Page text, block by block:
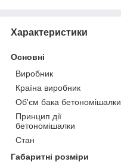
Характеристики
Основні
Виробник
Країна виробник
Об'єм бака бетономішалки
Принцип дії
бетономішалки
Стан
Габаритні розміри